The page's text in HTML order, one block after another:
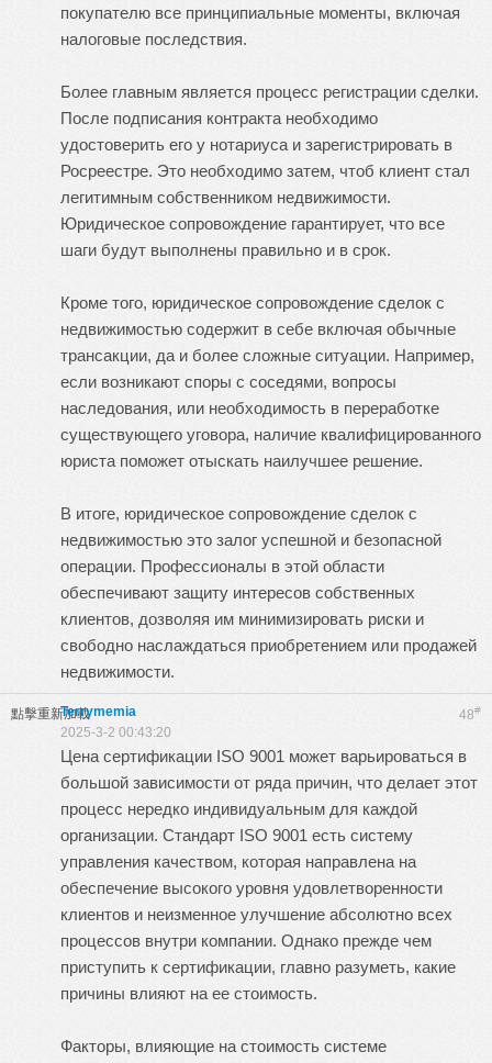
покупателю все принципиальные моменты, включая
налоговые последствия.
Более главным является процесс регистрации сделки.
После подписания контракта необходимо
удостоверить его у нотариуса и зарегистрировать в
Росреестре. Это необходимо затем, чтоб клиент стал
легитимным собственником недвижимости.
Юридическое сопровождение гарантирует, что все
шаги будут выполнены правильно и в срок.
Кроме того, юридическое сопровождение сделок с
недвижимостью содержит в себе включая обычные
трансакции, да и более сложные ситуации. Например,
если возникают споры с соседями, вопросы
наследования, или необходимость в переработке
существующего уговора, наличие квалифицированного
юриста поможет отыскать наилучшее решение.
В итоге, юридическое сопровождение сделок с
недвижимостью это залог успешной и безопасной
операции. Профессионалы в этой области
обеспечивают защиту интересов собственных
клиентов, дозволяя им минимизировать риски и
свободно наслаждаться приобретением или продажей
недвижимости.
點擊重新加載 48#
Terrymemia
2025-3-2 00:43:20
Цена сертификации ISO 9001 может варьироваться в
большой зависимости от ряда причин, что делает этот
процесс нередко индивидуальным для каждой
организации. Стандарт ISO 9001 есть систему
управления качеством, которая направлена на
обеспечение высокого уровня удовлетворенности
клиентов и неизменное улучшение абсолютно всех
процессов внутри компании. Однако прежде чем
приступить к сертификации, главно разуметь, какие
причины влияют на ее стоимость.
Факторы, влияющие на стоимость системе